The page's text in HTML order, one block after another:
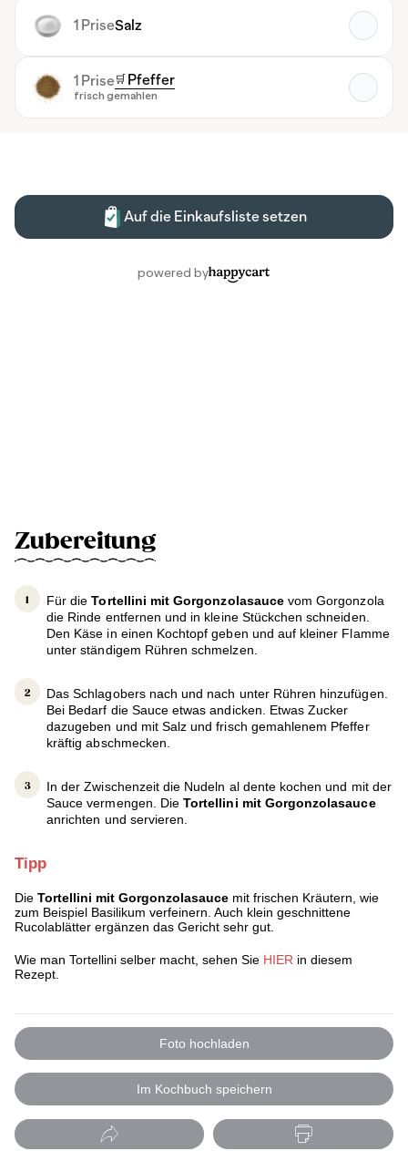
Zubereitung
Für dieTortellini mit Gorgonzolasaucevom Gorgonzola
die Rinde entfernen und in kleine Stückchen schneiden.
Den Käse in einen Kochtopf geben und auf kleiner Flamme
unter ständigem Rühren schmelzen.
Das Schlagobers nach und nach unter Rühren hinzufügen.
Bei Bedarf die Sauce etwas andicken. Etwas Zucker
dazugeben und mit Salz und frisch gemahlenem Pfeffer
kräftig abschmecken.
In der Zwischenzeit die Nudeln al dente kochen und mit der
Sauce vermengen. DieTortellini mit Gorgonzolasauce
anrichten und servieren.
Tipp
Die Tortellini mit Gorgonzolasauce mit frischen Kräutern, wie
zum Beispiel Basilikum verfeinern. Auch klein geschnittene
Rucolablätter ergänzen das Gericht sehr gut.
Wie man Tortellini selber macht, sehen Sie HIER in diesem
Rezept.
Foto hochladen
Im Kochbuch speichern